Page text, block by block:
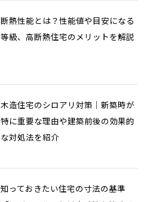
断熱性能とは？性能値や目安になる
等級、高断熱住宅のメリットを解説
木造住宅のシロアリ対策｜新築時が
特に重要な理由や建築前後の効果的
な対処法を紹介
知っておきたい住宅の寸法の基準